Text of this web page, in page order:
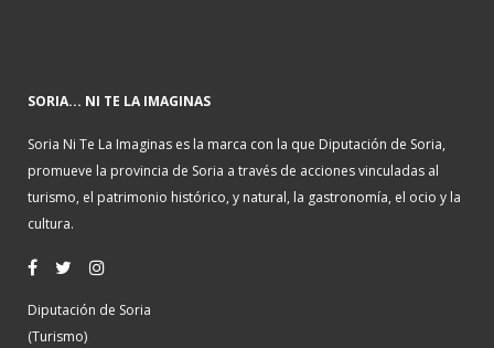
SORIA... NI TE LA IMAGINAS
Soria Ni Te La Imaginas es la marca con la que Diputación de Soria,
promueve la provincia de Soria a través de acciones vinculadas al
turismo, el patrimonio histórico, y natural, la gastronomía, el ocio y la
cultura.
Diputación de Soria
(Turismo)